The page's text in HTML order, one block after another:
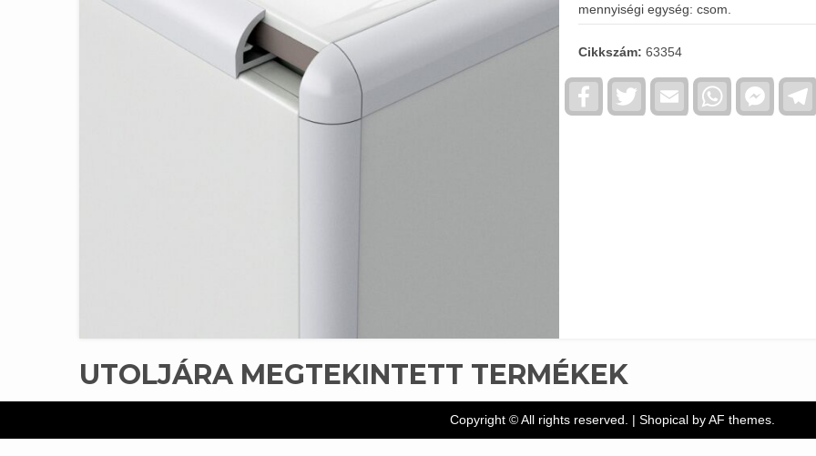
mennyiségi egység: csom.
Cikkszám:63354
FacebookTwitter Email WhatsApp
UTOLJÁRA MEGTEKINTETT TERMÉKEK
Copyright © All rights reserved. | Shopicalby AF themes.